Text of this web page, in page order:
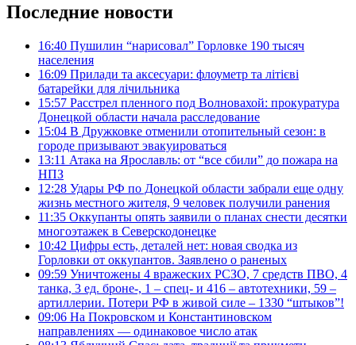
Последние новости
16:40 Пушилин “нарисовал” Горловке 190 тысяч
населения
16:09 Прилади та аксесуари: флоуметр та літієві
батарейки для лічильника
15:57 Расстрел пленного под Волновахой: прокуратура
Донецкой области начала расследование
15:04 В Дружковке отменили отопительный сезон: в
городе призывают эвакуироваться
13:11 Атака на Ярославль: от “все сбили” до пожара на
НПЗ
12:28 Удары РФ по Донецкой области забрали еще одну
жизнь местного жителя, 9 человек получили ранения
11:35 Оккупанты опять заявили о планах снести десятки
многоэтажек в Северскодонецке
10:42 Цифры есть, деталей нет: новая сводка из
Горловки от оккупантов. Заявлено о раненых
09:59 Уничтожены 4 вражеских РСЗО, 7 средств ПВО, 4
танка, 3 ед. броне-, 1 – спец- и 416 – автотехники, 59 –
артиллерии. Потери РФ в живой силе – 1330 “штыков”!
09:06 На Покровском и Константиновском
направлениях — одинаковое число атак